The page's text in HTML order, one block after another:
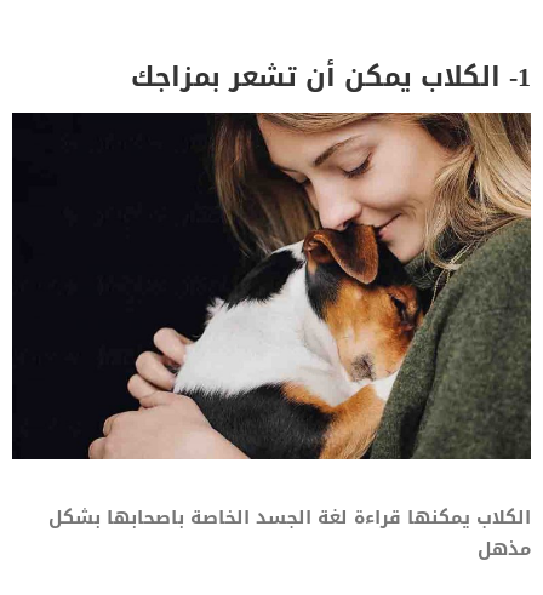
1- الكلاب يمكن أن تشعر بمزاجك
الكلاب يمكنها قراءة لغة الجسد الخاصة باصحابها بشكل
مذهل